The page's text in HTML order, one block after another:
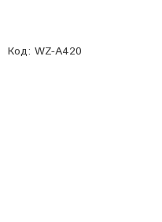
Код: WZ-A420